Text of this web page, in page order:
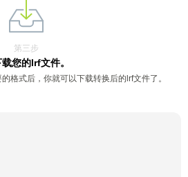
第三步
您的lrf文件。
格式后，你就可以下载转换后的lrf文件了。